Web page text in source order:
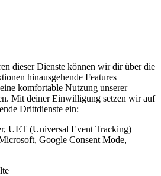
dieser Dienste können wir dir über die
hinausgehende Features
komfortable Nutzung unserer
Mit deiner Einwilligung setzen wir auf
Drittdienste ein:
UET (Universal Event Tracking)
Google Consent Mode,